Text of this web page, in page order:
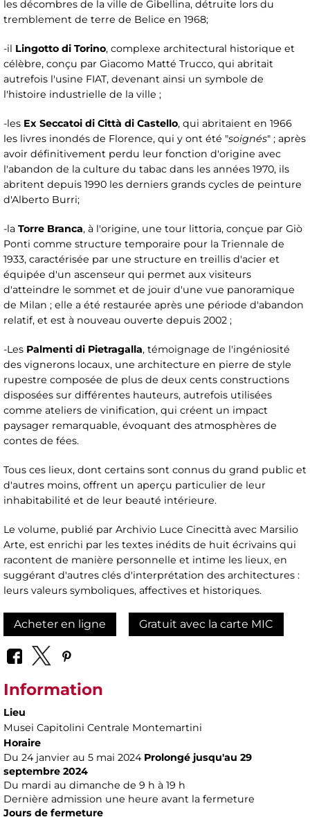
les décombres de la ville de Gibellina, détruite lors du
tremblement de terre de Belice en 1968;
-il Lingotto di Torino, complexe architectural historique et
célèbre, conçu par Giacomo Matté Trucco, qui abritait
autrefois l'usine FIAT, devenant ainsi un symbole de
l'histoire industrielle de la ville ;
-les Ex Seccatoi di Città di Castello, qui abritaient en 1966
les livres inondés de Florence, qui y ont été "soignés" ; après
avoir définitivement perdu leur fonction d'origine avec
l'abandon de la culture du tabac dans les années 1970, ils
abritent depuis 1990 les derniers grands cycles de peinture
d'Alberto Burri;
-la Torre Branca, à l'origine, une tour littoria, conçue par Giò
Ponti comme structure temporaire pour la Triennale de
1933, caractérisée par une structure en treillis d'acier et
équipée d'un ascenseur qui permet aux visiteurs
d'atteindre le sommet et de jouir d'une vue panoramique
de Milan ; elle a été restaurée après une période d'abandon
relatif, et est à nouveau ouverte depuis 2002 ;
-Les Palmenti di Pietragalla, témoignage de l'ingéniosité
des vignerons locaux, une architecture en pierre de style
rupestre composée de plus de deux cents constructions
disposées sur différentes hauteurs, autrefois utilisées
comme ateliers de vinification, qui créent un impact
paysager remarquable, évoquant des atmosphères de
contes de fées.
Tous ces lieux, dont certains sont connus du grand public et
d'autres moins, offrent un aperçu particulier de leur
inhabitabilité et de leur beauté intérieure.
Le volume, publié par Archivio Luce Cinecittà avec Marsilio
Arte, est enrichi par les textes inédits de huit écrivains qui
racontent de manière personnelle et intime les lieux, en
suggérant d'autres clés d'interprétation des architectures :
leurs valeurs symboliques, affectives et historiques.
Acheter en ligne Gratuit avec la carte MIC
Information
Lieu
Musei Capitolini Centrale Montemartini
Horaire
Du 24 janvier au 5 mai 2024 Prolongé jusqu'au 29
septembre 2024
Du mardi au dimanche de 9 h à 19 h
Dernière admission une heure avant la fermeture
Jours de fermeture